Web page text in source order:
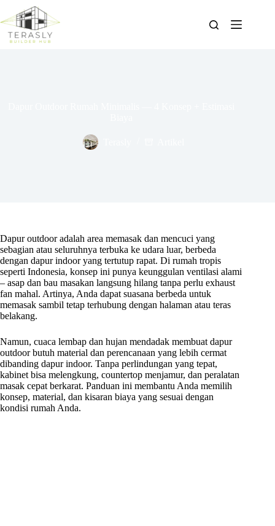
content
Dapur outdoor adalah area memasak dan mencuci yang
sebagian atau seluruhnya terbuka ke udara luar, berbeda
dengan dapur indoor yang tertutup rapat. Di rumah tropis
seperti Indonesia, konsep ini punya keunggulan ventilasi alami
– asap dan bau masakan langsung hilang tanpa perlu exhaust
fan mahal. Artinya, Anda dapat suasana berbeda untuk
memasak sambil tetap terhubung dengan halaman atau teras
belakang.
Namun, cuaca lembap dan hujan mendadak membuat dapur
outdoor butuh material dan perencanaan yang lebih cermat
dibanding dapur indoor. Tanpa perlindungan yang tepat,
kabinet bisa melengkung, countertop menjamur, dan peralatan
masak cepat berkarat. Panduan ini membantu Anda memilih
konsep, material, dan kisaran biaya yang sesuai dengan
kondisi rumah Anda.